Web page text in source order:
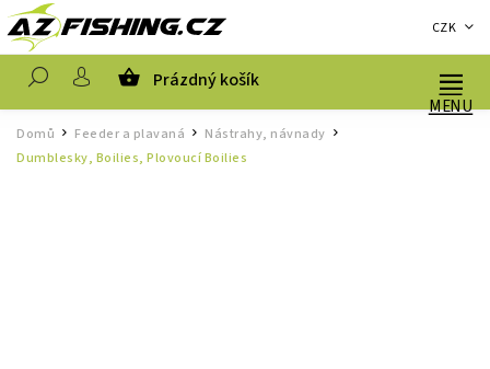
CZK
Prázdný košík
Domů / Feeder a plavaná / Nástrahy, návnady
Dumblesky, Boilies, Plovoucí Boilies